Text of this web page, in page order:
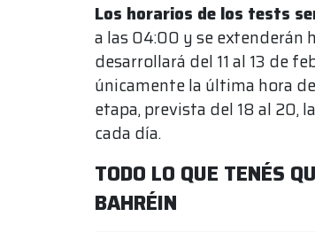
Los horarios de los tests
a las 04:00 y se extenderán
desarrollará del 11 al 13 de
únicamente la última hora
etapa, prevista del 18 al 20,
cada día.
TODO LO QUE TENÉS
BAHRÉIN